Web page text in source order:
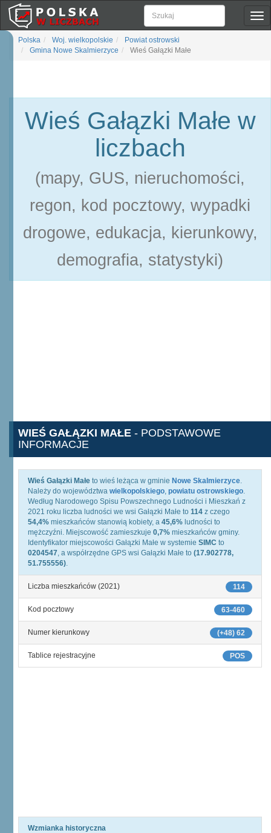
Polska Woj. wielkopolskie
Powiat ostrowski
Gmina Nowe Skalmierzyce
Wieś Gałązki Małe
Wieś Gałązki Małe w
liczbach
(mapy, GUS, nieruchomości,
regon, kod pocztowy, wypadki
drogowe, edukacja, kierunkowy,
demografia, statystyki)
WIEŚ GAŁĄZKI MAŁE - PODSTAWOWE
INFORMACJE
Wieś Gałązki Małe to wieś leżąca w gminie Nowe Skalmierzyce.
Należy do województwa wielkopolskiego, powiatu ostrowskiego.
Według Narodowego Spisu Powszechnego Ludności i Mieszkań z
2021 roku liczba ludności we wsi Gałązki Małe to 114 z czego
54,4% mieszkańców stanowią kobiety, a 45,6% ludności to
mężczyźni. Miejscowość zamieszkuje 0,7% mieszkańców gminy.
Identyfikator miejscowości Gałązki Małe w systemie SIMC to
0204547, a współrzędne GPS wsi Gałązki Małe to (17.902778,
51.755556).
114
Liczba mieszkańców (2021)
63-460
Kod pocztowy
(+48) 62
Numer kierunkowy
POS
Tablice rejestracyjne
Wzmianka historyczna